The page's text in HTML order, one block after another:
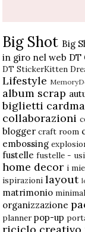
Big Shot Big
in giro nel web DT
DT StickerKitten
Lifestyle
album scrap
biglietti
collaborazioni
blogger craft room
embossing
fustelle fustelle -
home decor i
ispirazioni layout
matrimonio
organizzazione
planner pop-up